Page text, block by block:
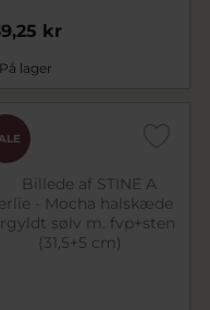
kr
På lager